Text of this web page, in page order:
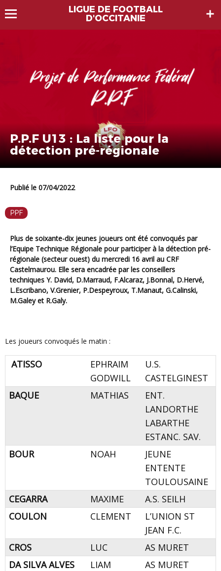
LIGUE DE FOOTBALL
D'OCCITANIE
P.P.F U13 : La liste pour la
détection pré-régionale
Publié le 07/04/2022
PPF
Plus de soixante-dix jeunes joueurs ont été convoqués par
l’Equipe Technique Régionale pour participer à la détection pré-
régionale (secteur ouest) du mercredi 16 avril au CRF
Castelmaurou. Elle sera encadrée par les conseillers
techniques Y. David, D.Marraud, F.Alcaraz, J.Bonnal, D.Hervé,
L.Escribano, V.Grenier, P.Despeyroux, T.Manaut, G.Calinski,
M.Galey et R.Galy.
Les joueurs convoqués le matin :
ATISSO
EPHRAIM
GODWILL
U.S.
CASTELGINEST
BAQUE
MATHIAS
ENT.
LANDORTHE
LABARTHE
ESTANC. SAV.
BOUR
NOAH
JEUNE
ENTENTE
TOULOUSAINE
CEGARRA
MAXIME
A.S. SEILH
COULON
CLEMENT
L’UNION ST
JEAN F.C.
CROS
LUC
AS MURET
DA SILVA ALVES
LIAM
AS MURET